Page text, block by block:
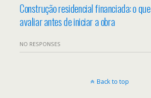
Construção residencial financiada: o que
avaliar antes de iniciar a obra
NO RESPONSES
Back to top